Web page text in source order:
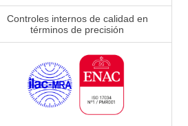
Controles internos de calidad en
términos de precisión